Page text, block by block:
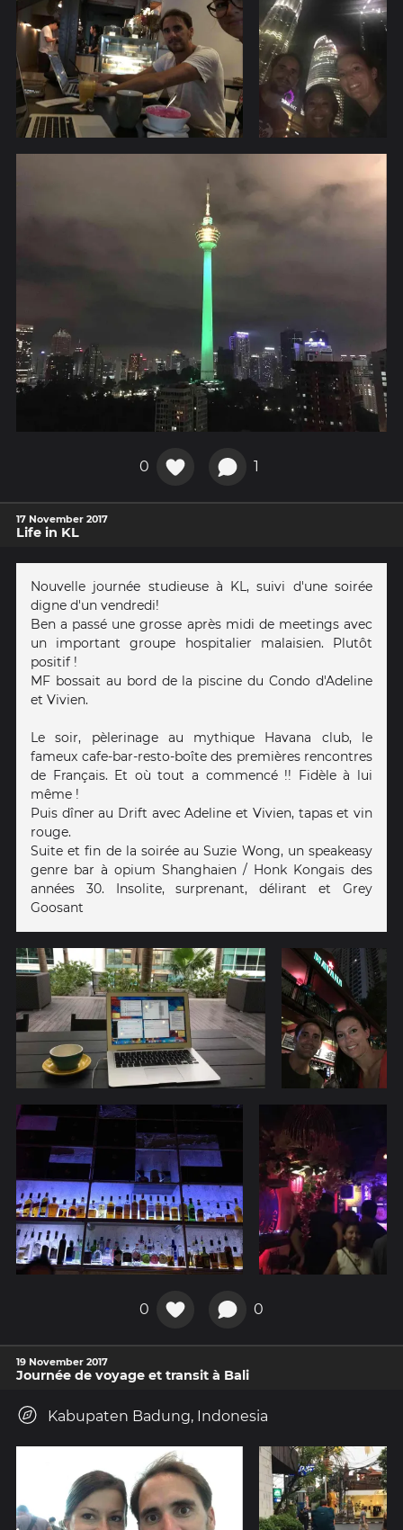
0 1
17 November 2017
Life in KL
Nouvelle journée studieuse à KL, suivi d'une soirée
digne d'un vendredi!
Ben a passé une grosse après midi de meetings avec
un important groupe hospitalier malaisien. Plutôt
positif !
MF bossait au bord de la piscine du Condo d'Adeline
et Vivien.
Le soir, pèlerinage au mythique Havana club, le
fameux cafe-bar-resto-boîte des premières rencontres
de Français. Et où tout a commencé !! Fidèle à lui
même !
Puis dîner au Drift avec Adeline et Vivien, tapas et vin
rouge.
Suite et fin de la soirée au Suzie Wong, un speakeasy
genre bar à opium Shanghaien / Honk Kongais des
années 30. Insolite, surprenant, délirant et Grey
Goosant
0 0
19 November 2017
Journée de voyage et transit à Bali
Kabupaten Badung, Indonesia